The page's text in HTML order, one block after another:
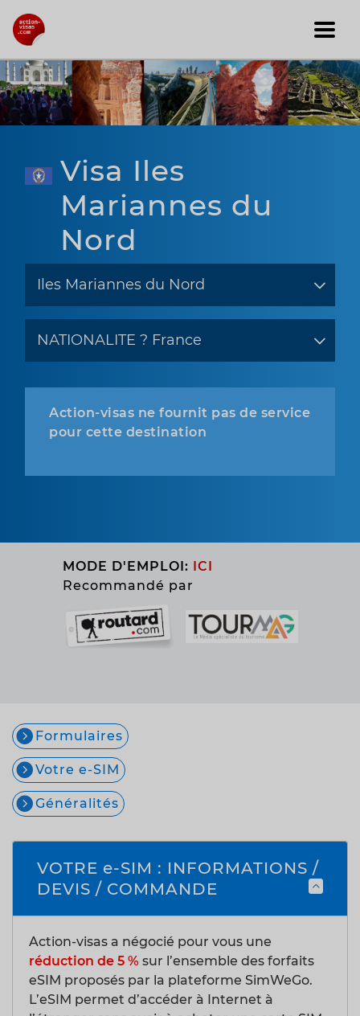
Visa Iles
Mariannes du
Nord
Action-visas ne fournit pas de service
pour cette destination
MODE D'EMPLOI: ICI
Recommandé par
Formulaires
Votre e-SIM
Généralités
VOTRE e-SIM : INFORMATIONS /
DEVIS / COMMANDE
Action-visas a négocié pour vous une
réduction de 5 % sur l’ensemble des forfaits
eSIM proposés par la plateforme SimWeGo.
L’eSIM permet d’accéder à Internet à